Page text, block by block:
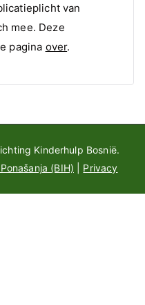
van
mee. Deze
pagina over.
Kinderhulp Bosnië.
(BIH) Privacy